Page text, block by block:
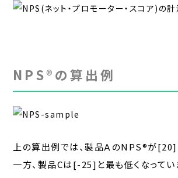
NPS®の算出例
上の算出例では、製品ＡのNPS®が[20]
一方、製品Cは[-25]と最も低くなってい